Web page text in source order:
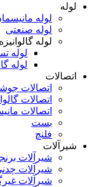
لوله
لوله
لوله صنعتی
لوله گالوانیزه
لوله
لوله
اتصالات
اتصالات
اتصالات
اتصالات
بست
فلنچ
شیرآلات
شیرآلات
شیرآلات
شیرآلات